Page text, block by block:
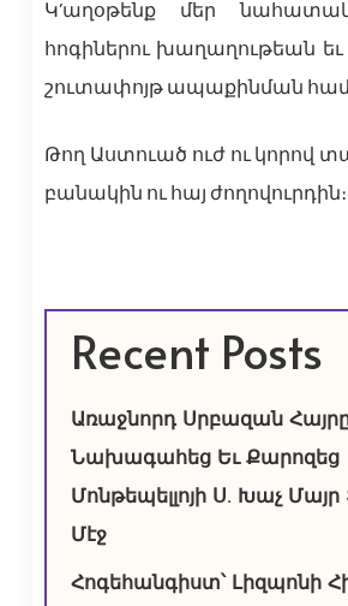
Կ’աղօթենք մեր նահատակ
հոգիներու խաղաղութեան եւ
շուտափոյթ ապաքինման
Թող Աստուած ուժ ու կորով
բանակին ու հայ ժողովուրդին։
Recent Posts
Առաջնորդ Սրբազան
Նախագահեց Եւ Քարոզեց
Մոնթեպելլոյի Ս. Խաչ
Մէջ
Հոգեհանգիստ՝ Լիզպոնի